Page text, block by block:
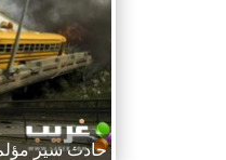
حادث سير